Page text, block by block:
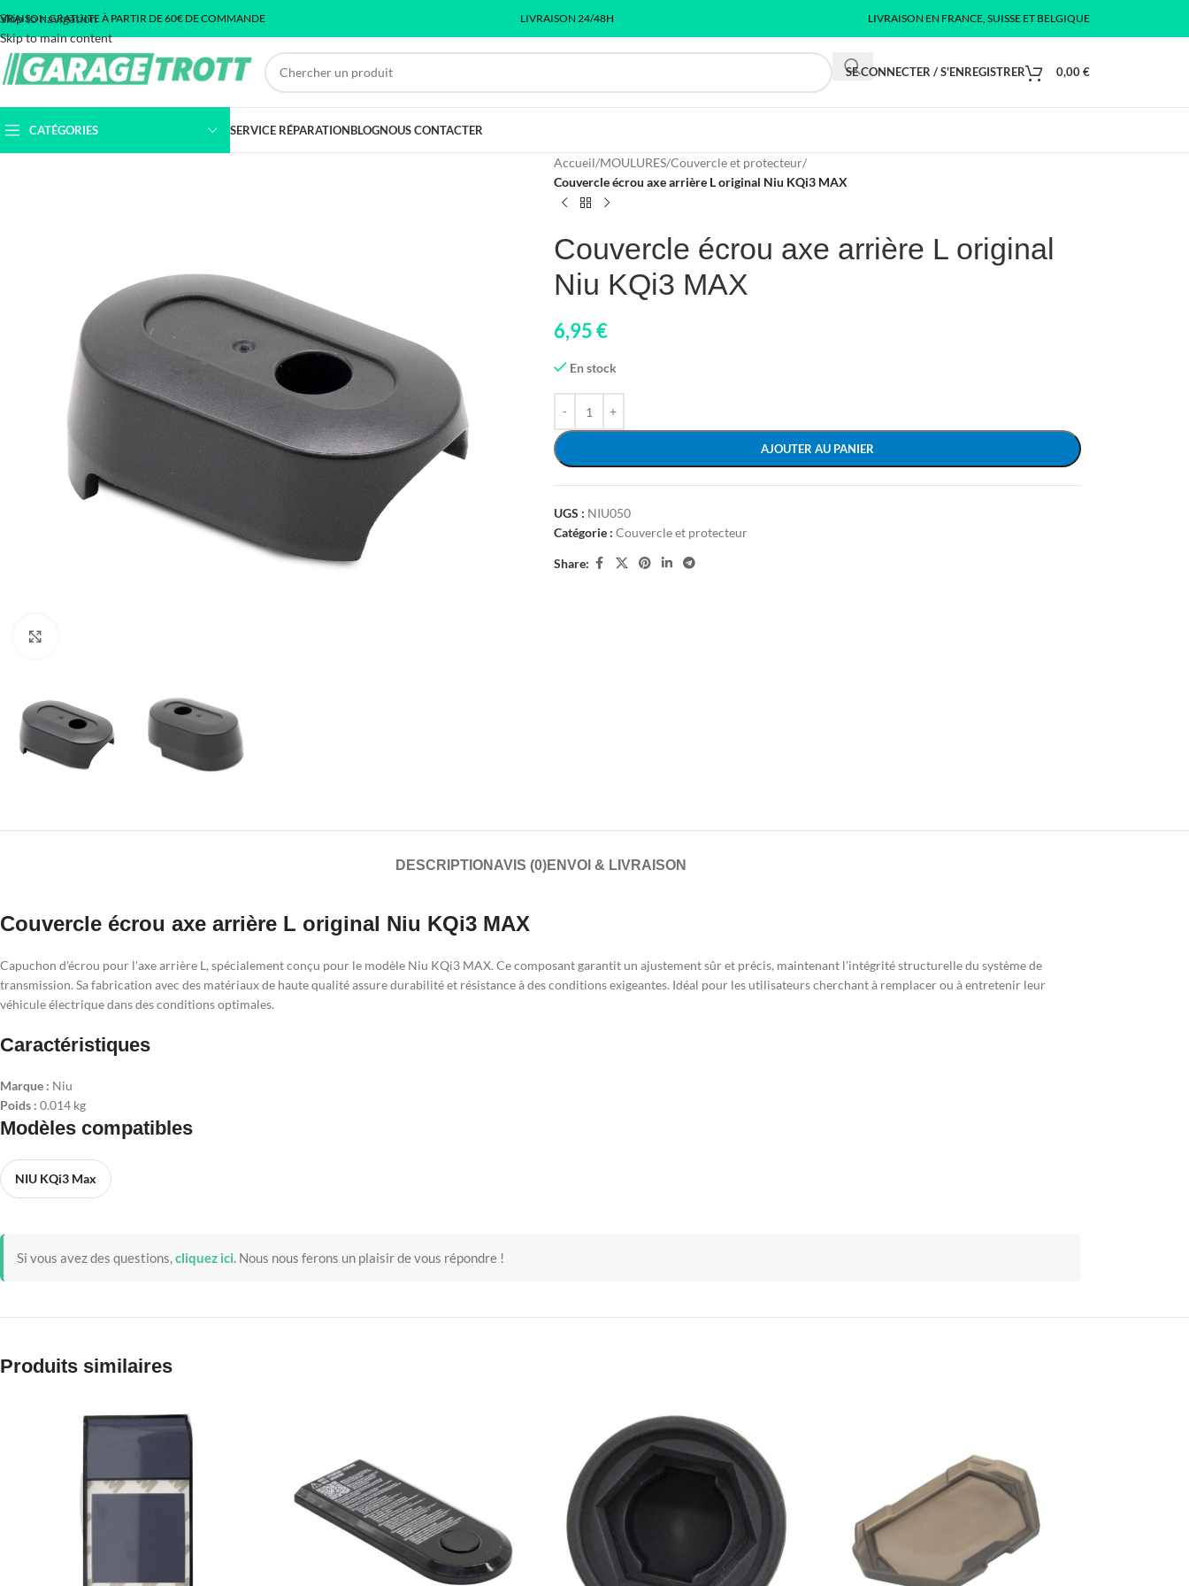
Skip to navigation
Skip to main content
GRATUITE À PARTIR DE 60€ DE COMMANDE LIVRAISON 24/48H LIVRAISON EN FRANCE, SUISSE ET BELGIQUE
SE CONNECTER / S'ENREGISTRER 0,00€
CATÉGORIES SERVICE RÉPARATIONBLOGNOUS CONTACTER
Accueil/MOULURES/Couvercle et protecteur/
Couvercle écrou axe arrière L original Niu KQi3 MAX
Couvercle écrou axe arrière L original
Niu KQi3 MAX
6,95€
En stock
AJOUTER AU PANIER
UGS : NIU050
Catégorie : Couvercle et protecteur
Share:
DESCRIPTION AVIS (0)ENVOI & LIVRAISON
Couvercle écrou axe arrière L original Niu KQi3 MAX
Capuchon d'écrou pour l'axe arrière L, spécialement conçu pour le modèle Niu KQi3 MAX. Ce composant garantit un ajustement sûr et précis, maintenant l'intégrité structurelle du système de
transmission. Sa fabrication avec des matériaux de haute qualité assure durabilité et résistance à des conditions exigeantes. Idéal pour les utilisateurs cherchant à remplacer ou à entretenir leur
véhicule électrique dans des conditions optimales.
Caractéristiques
Marque : Niu
Poids : 0.014 kg
Modèles compatibles
NIU KQi3 Max
Si vous avez des questions,cliquez ici. Nous nous ferons un plaisir de vous répondre !
Produits similaires